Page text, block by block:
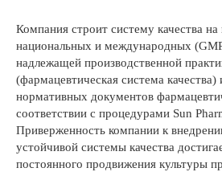
Компания строит систему качества
национальных и международных
надлежащей производственной
(фармацевтическая система
нормативных документов
соответствии с процедурами Sun
Приверженность компании к
устойчивой системы качества
постоянного продвижения культуры